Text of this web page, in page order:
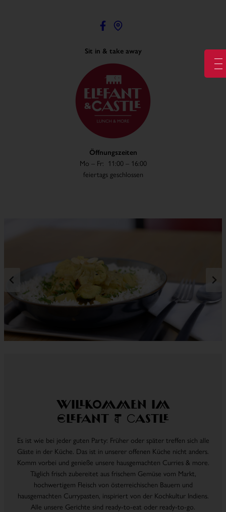
Sit in & take away
Öffnungszeiten
Mo – Fr: 11:00 – 16:00
feiertags geschlossen
Willkommen im
Elefant & Castle
Es ist wie bei jeder guten Party: Früher oder später treffen sich alle
Gäste in der Küche. Das ist in unserer offenen Küche nicht anders.
Komm vorbei und genieße unsere hausgemachten Curries & more.
Täglich frisch zubereitet aus frischem Gemüse vom Markt,
hochwertigem Fleisch von österreichischen Bauern und
hausgemachten Currypasten, inspiriert von der Kochkultur Indiens.
Alle unsere Gerichte sind ready-to-eat oder ready-to-go.